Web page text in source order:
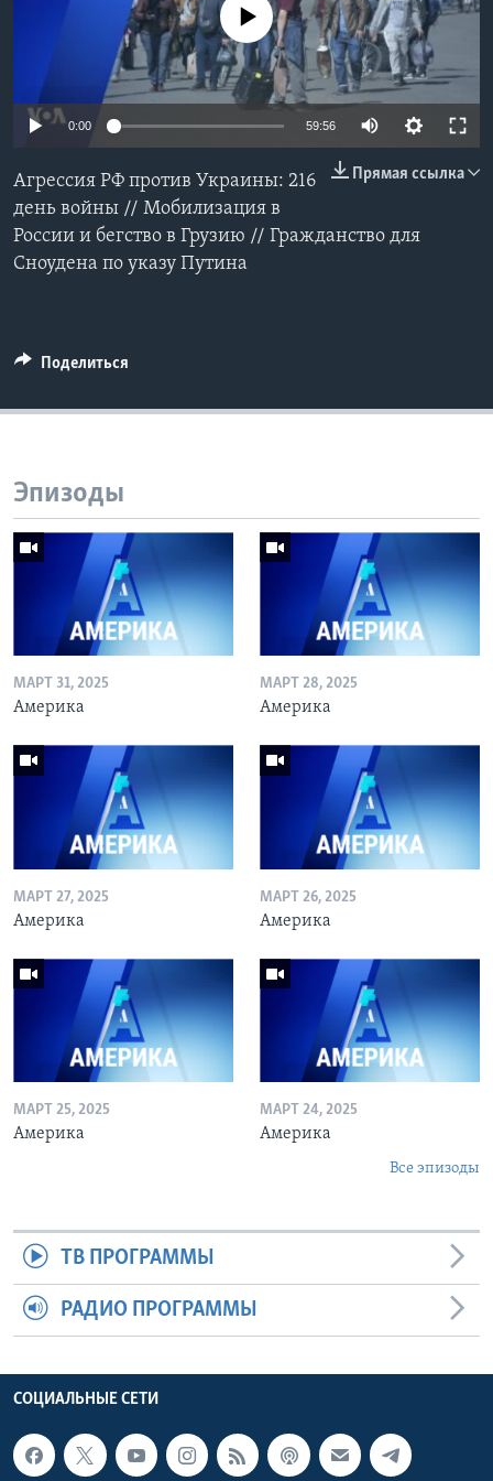
Learning English
СОЦИАЛЬНЫЕ СЕТИ
Языки
No media source currently available
0:00 59:56
Прямая ссылка
Агрессия РФ против Украины: 216
день войны // Мобилизация в
России и бегство в Грузию // Гражданство для
Сноудена по указу Путина
Поделиться
Эпизоды
МАРТ 31, 2025
Америка
МАРТ 28, 2025
Америка
МАРТ 27, 2025
Америка
МАРТ 26, 2025
Америка
МАРТ 25, 2025
Америка
МАРТ 24, 2025
Америка
Все эпизоды
ТВ ПРОГРАММЫ
РАДИО ПРОГРАММЫ
СОЦИАЛЬНЫЕ СЕТИ